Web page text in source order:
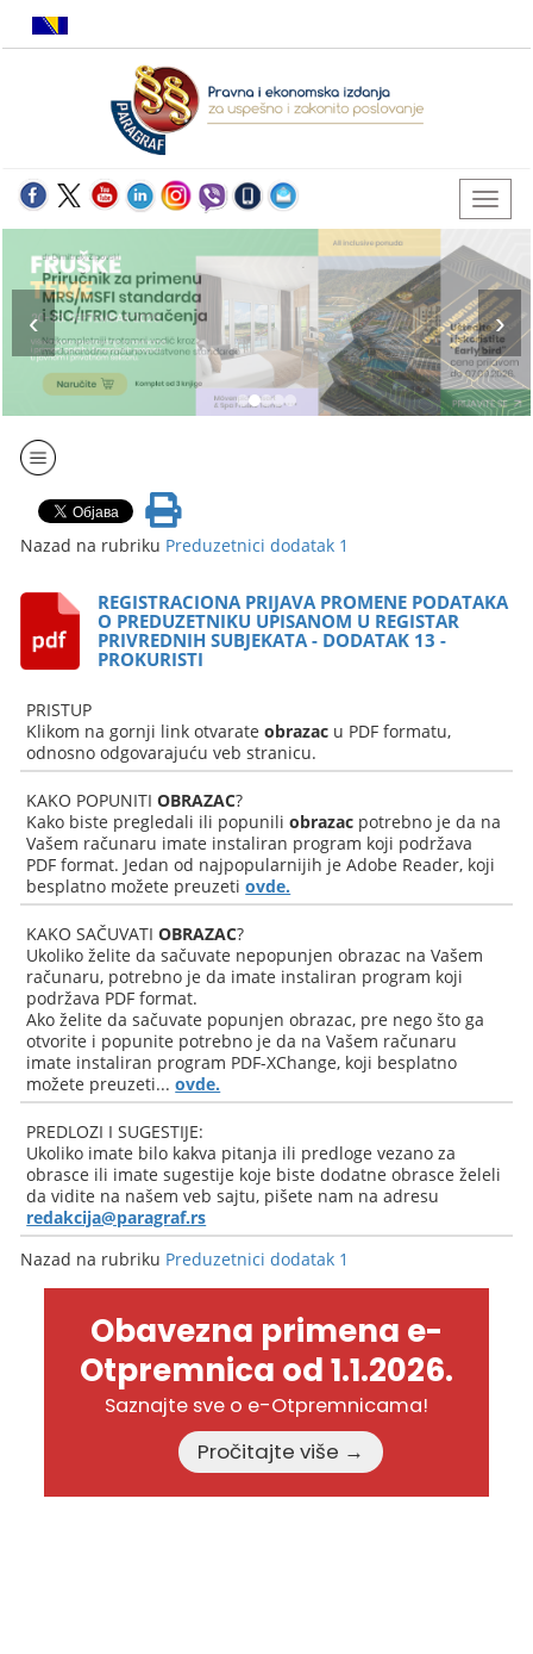
Nazad na rubriku Preduzetnici dodatak 1
REGISTRACIONA PRIJAVA PROMENE PODATAKA
O PREDUZETNIKU UPISANOM U REGISTAR
PRIVREDNIH SUBJEKATA - DODATAK 13 -
PROKURISTI
PRISTUP
Klikom na gornji link otvarateobrazac u PDF formatu,
odnosno odgovarajuću veb stranicu.
KAKO POPUNITIOBRAZAC?
Kako biste pregledali ili popuniliobrazac potrebno je da na
Vašem računaru imate instaliran program koji podržava
PDF format. Jedan od najpopularnijih je Adobe Reader, koji
besplatno možete preuzetiovde.
KAKO SAČUVATIOBRAZAC?
Ukoliko želite da sačuvate nepopunjen obrazac na Vašem
računaru, potrebno je da imate instaliran program koji
podržava PDF format.
Ako želite da sačuvate popunjen obrazac, pre nego što ga
otvorite i popunite potrebno je da na Vašem računaru
imate instaliran program PDF-XChange, koji besplatno
možete preuzeti...ovde.
PREDLOZI I SUGESTIJE:
Ukoliko imate bilo kakva pitanja ili predloge vezano za
obrasce ili imate sugestije koje biste dodatne obrasce želeli
da vidite na našem veb sajtu, pišete nam na adresu
redakcija@paragraf.rs
Nazad na rubriku Preduzetnici dodatak 1
Obavezna primena e-
Otpremnica od 1.1.2026.
Saznajte sve o e-Otpremnicama!
Pročitajte više →